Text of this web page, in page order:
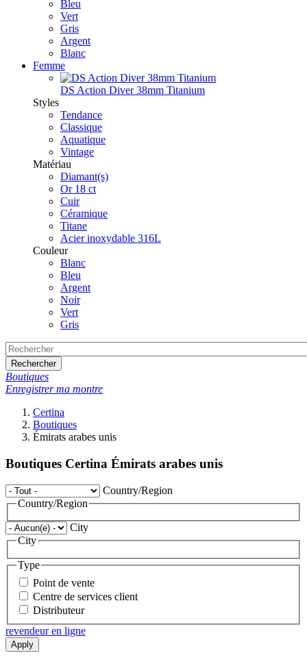
Bleu
Vert
Gris
Argent
Blanc
Femme
DS Action Diver 38mm Titanium
Styles
Tendance
Classique
Aquatique
Vintage
Matériau
Diamant(s)
Or 18 ct
Cuir
Céramique
Titane
Acier inoxydable 316L
Couleur
Blanc
Bleu
Argent
Noir
Vert
Gris
Rechercher
Boutiques
Enregistrer ma montre
Certina
Boutiques
Émirats arabes unis
Boutiques Certina Émirats arabes unis
Country/Region
Country/Region
City
City
Type
Point de vente
Centre de services client
Distributeur
revendeur en ligne
Apply